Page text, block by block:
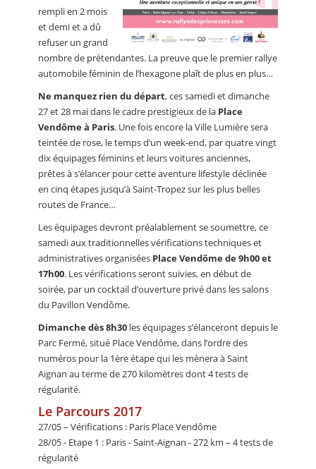
rempli en 2 mois
et demi et a dû
refuser un grand
nombre de prétendantes. La preuve que le premier rallye
automobile féminin de l’hexagone plaît de plus en plus…
Ne manquez rien du départ, ces samedi et dimanche
27 et 28 mai dans le cadre prestigieux de la Place
Vendôme à Paris. Une fois encore la Ville Lumière sera
teintée de rose, le temps d’un week-end, par quatre vingt
dix équipages féminins et leurs voitures anciennes,
prêtes à s’élancer pour cette aventure lifestyle déclinée
en cinq étapes jusqu’à Saint-Tropez sur les plus belles
routes de France…
Les équipages devront préalablement se soumettre, ce
samedi aux traditionnelles vérifications techniques et
administratives organisées Place Vendôme de 9h00 et
17h00. Les vérifications seront suivies, en début de
soirée, par un cocktail d’ouverture privé dans les salons
du Pavillon Vendôme.
Dimanche dès 8h30 les équipages s’élanceront depuis le
Parc Fermé, situé Place Vendôme, dans l’ordre des
numéros pour la 1ère étape qui les mènera à Saint
Aignan au terme de 270 kilomètres dont 4 tests de
régularité.
Le Parcours 2017
27/05 – Vérifications : Paris Place Vendôme
28/05 - Etape 1 : Paris - Saint-Aignan - 272 km – 4 tests de
régularité